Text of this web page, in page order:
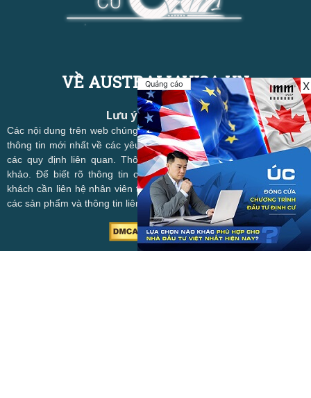
Quảng cáo X
VỀ AUSTRALIAVISA.VN
Lưu ý quan trọng:
Các nội dung trên web chúng tôi có thể chưa cập nhật kịp thời các
thông tin mới nhất về các yêu cầu của chương trình, sản phẩm và
các quy định liên quan. Thông tin trên web chỉ mang tính tham
khảo. Để biết rõ thông tin chính xác tại thời điểm hiện tại, quý
khách cần liên hệ nhân viên tư vấn để được cập nhật mới nhất về
các sản phẩm và thông tin liên quan.